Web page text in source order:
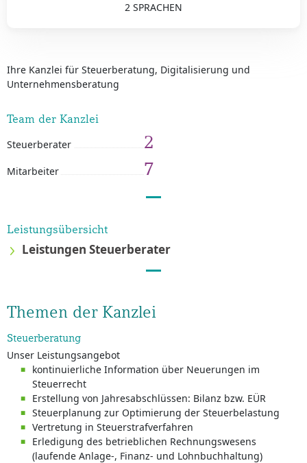
2 SPRACHEN
Ihre Kanzlei für Steuerberatung, Digitalisierung und
Unternehmensberatung
Team der Kanzlei
Steuerberater 2
Mitarbeiter 7
Leistungsübersicht
Leistungen Steuerberater
Themen der Kanzlei
Steuerberatung
Unser Leistungsangebot
kontinuierliche Information über Neuerungen im
Steuerrecht
Erstellung von Jahresabschlüssen: Bilanz bzw. EÜR
Steuerplanung zur Optimierung der Steuerbelastung
Vertretung in Steuerstrafverfahren
Erledigung des betrieblichen Rechnungswesens
(laufende Anlage-, Finanz- und Lohnbuchhaltung)